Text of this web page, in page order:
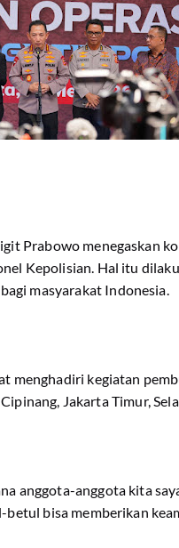
Prabowo menegaskan
Kepolisian. Hal itu
masyarakat Indonesia.
menghadiri kegiatan
Jakarta Timur,
anggota-anggota kita
bisa memberikan